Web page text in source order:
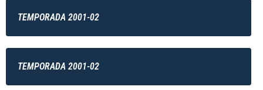
TEMPORADA 2001-02
TEMPORADA 2001-02